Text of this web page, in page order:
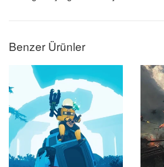
Benzer Ürünler